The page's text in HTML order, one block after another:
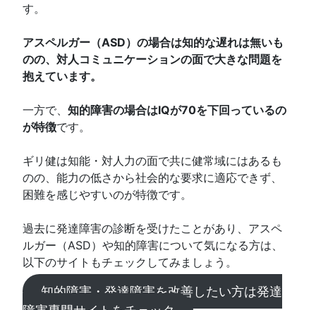
す。
アスペルガー（ASD）の場合は知的な遅れは無いも
のの、対人コミュニケーションの面で大きな問題を
抱えています。
一方で、 知的障害の場合はIQが70を下回っているの
が特徴です。
ギリ健は知能・対人力の面で共に健常域にはあるも
のの、能力の低さから社会的な要求に適応できず、
困難を感じやすいのが特徴です。
過去に発達障害の診断を受けたことがあり、アスペ
ルガー（ASD）や知的障害について気になる方は、
以下のサイトもチェックしてみましょう。
知的障害・発達障害を改善したい方は発達